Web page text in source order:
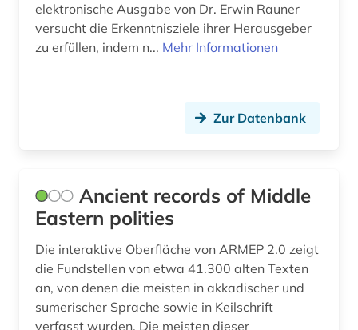
film (3)
finnland (1)
finnlandschwedisch (2)
flektion (1)
fortsetzungsroman (1)
fotografie (3)
elektronische Ausgabe von Dr. Erwin Rauner
versucht die Erkenntnisziele ihrer Herausgeber
zu erfüllen, indem n... Mehr Informationen
Zur Datenbank
Ancient records of Middle
Eastern polities
Die interaktive Oberfläche von ARMEP 2.0 zeigt
die Fundstellen von etwa 41.300 alten Texten
an, von denen die meisten in akkadischer und
sumerischer Sprache sowie in Keilschrift
verfasst wurden. Die meisten dieser